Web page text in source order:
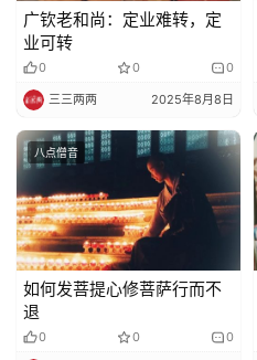
广钦老和尚：定业难转，定
业可转
0 0 0
三三两两 2025年8月8日
八点僧音
如何发菩提心修菩萨行而不
退
0 0 0